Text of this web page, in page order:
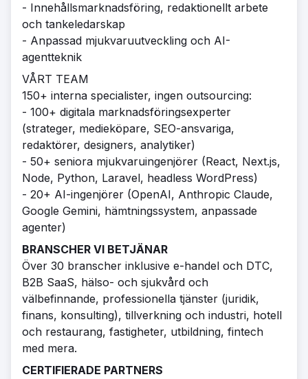
- Innehållsmarknadsföring, redaktionellt arbete
och tankeledarskap
- Anpassad mjukvaruutveckling och AI-
agentteknik
VÅRT TEAM
150+ interna specialister, ingen outsourcing:
- 100+ digitala marknadsföringsexperter
(strateger, medieköpare, SEO-ansvariga,
redaktörer, designers, analytiker)
- 50+ seniora mjukvaruingenjörer (React, Next.js,
Node, Python, Laravel, headless WordPress)
- 20+ AI-ingenjörer (OpenAI, Anthropic Claude,
Google Gemini, hämtningssystem, anpassade
agenter)
BRANSCHER VI BETJÄNAR
Över 30 branscher inklusive e-handel och DTC,
B2B SaaS, hälso- och sjukvård och
välbefinnande, professionella tjänster (juridik,
finans, konsulting), tillverkning och industri, hotell
och restaurang, fastigheter, utbildning, fintech
med mera.
CERTIFIERADE PARTNERS